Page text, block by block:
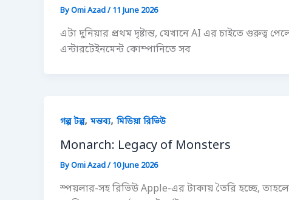
ByOmi Azad/11 June 2026
এটা দুনিয়ার প্রথম দৃষ্টান্ত, যেখানে AI এর চাইতে
এন্টারটেইনমেন্ট কোম্পানিতে সব
গল্প টল্প, মন্তব্য, মিডিয়া রিভিউ
Monarch: Legacy of Monsters
ByOmi Azad/10 June 2026
স্পয়লার-সহ রিভিউ Apple-এর টাকায় তৈরি হচ্ছে,